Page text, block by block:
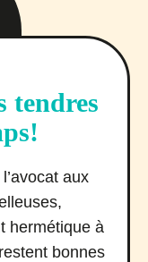
tendres
aux
hermétique à
bonnes